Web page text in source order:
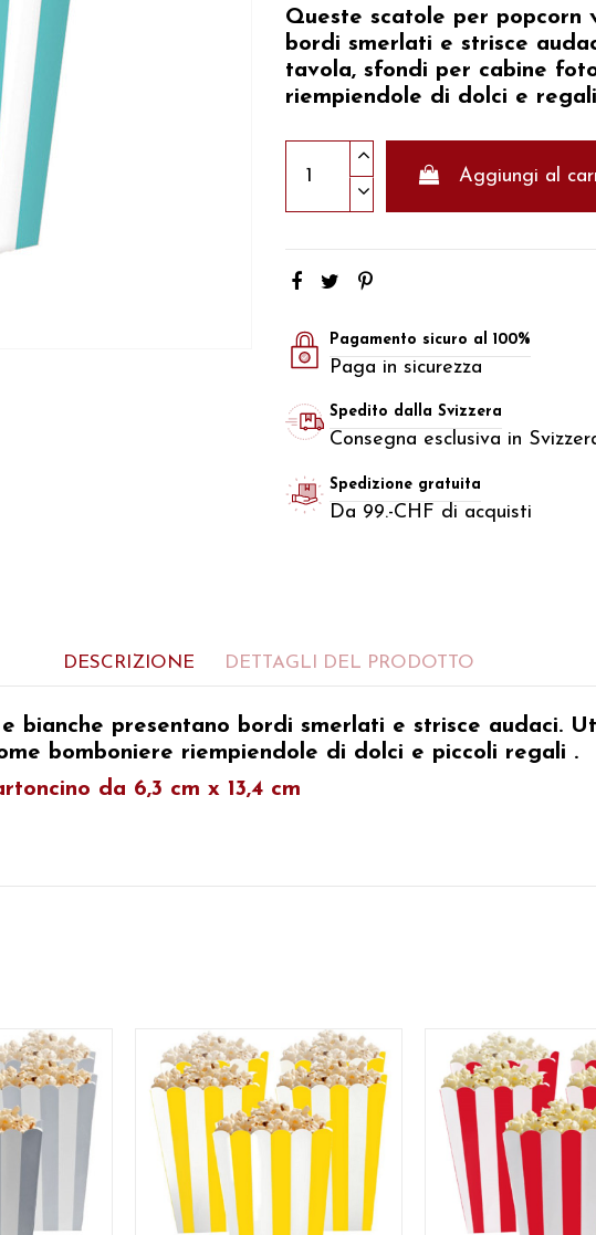
Queste scatole per popcorn
bordi smerlati e strisce
tavola, sfondi per cabine
riempiendole di dolci e regali
Aggiungi al
Pagamento sicuro al 100%
Paga in sicurezza
Spedito dalla Svizzera
Consegna esclusiva in
Spedizione gratuita
Da 99.-CHF di acquisti
DESCRIZIONE DETTAGLI DEL PRODOTTO
bianche presentano bordi smerlati e strisce audaci.
bomboniere riempiendole di dolci e piccoli regali .
da 6,3 cm x 13,4 cm